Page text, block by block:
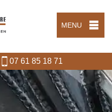
MENU
07 61 85 18 71